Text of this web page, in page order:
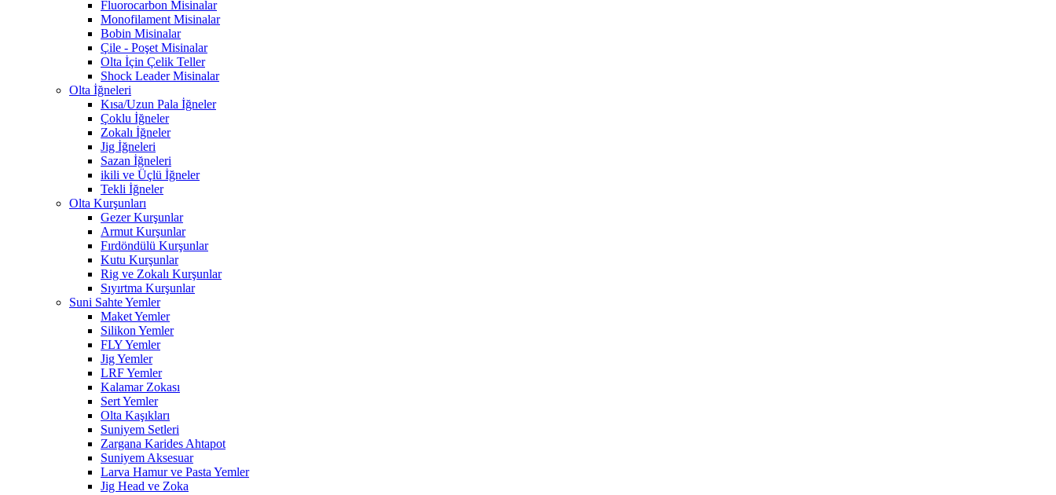
Fluorocarbon Misinalar
Monofilament Misinalar
Bobin Misinalar
Çile - Poşet Misinalar
Olta İçin Çelik Teller
Shock Leader Misinalar
Olta İğneleri
Kısa/Uzun Pala İğneler
Çoklu İğneler
Zokalı İğneler
Jig İğneleri
Sazan İğneleri
ikili ve Üçlü İğneler
Tekli İğneler
Olta Kurşunları
Gezer Kurşunlar
Armut Kurşunlar
Fırdöndülü Kurşunlar
Kutu Kurşunlar
Rig ve Zokalı Kurşunlar
Sıyırtma Kurşunlar
Suni Sahte Yemler
Maket Yemler
Silikon Yemler
FLY Yemler
Jig Yemler
LRF Yemler
Kalamar Zokası
Sert Yemler
Olta Kaşıkları
Suniyem Setleri
Zargana Karides Ahtapot
Suniyem Aksesuar
Larva Hamur ve Pasta Yemler
Jig Head ve Zoka